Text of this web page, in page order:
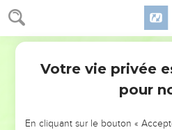
NE MANQUEZ PAS
Votre vie privée
pour
En cliquant sur le bouton «